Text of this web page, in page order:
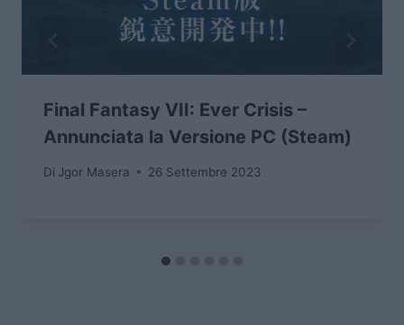
Final Fantasy VII: Ever Crisis –
Annunciata la Versione PC (Steam)
Di Jgor Masera 26 Settembre 2023